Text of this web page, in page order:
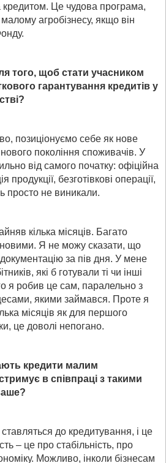
кредитом. Це чудова програма,
агробізнесу, якщо він
того, щоб стати учасником
гарантування кредитів у
позиціонуємо себе як нове
покоління споживачів. У
від самого початку: офіційна
продукції, безготівкові операції,
просто не виникали.
кілька місяців. Багато
Я не можу сказати, що
за пів дня. У мене
які б готували ті чи інші
я робив це сам, паралельно з
якими займався. Проте я
місяців як для першого
це доволі непогано.
кредити малим
в співпраці з такими
до кредитування, і це
– це про стабільність, про
Можливо, інколи бізнесам